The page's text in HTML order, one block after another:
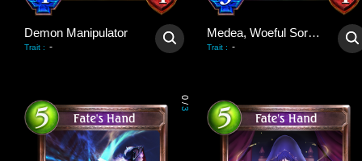
Demon Manipulator
Trait : -
Medea, Woeful Sorceress
Trait : -
0
/
3